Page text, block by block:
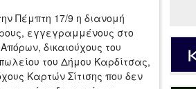
Πέμπτη 17/9 η διανομή
εγγεγραμμένους στο
δικαιούχους του
του Δήμου Καρδίτσας,
Καρτών Σίτισης που δεν